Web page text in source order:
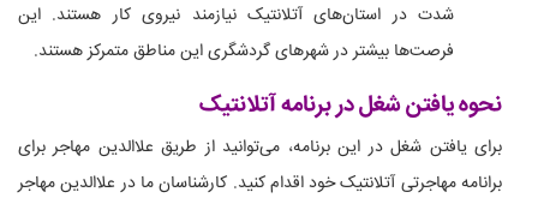
شدت در استان‌های آتلانتیک نیازمند نیروی کار هستند. این
فرصت‌ها بیشتر در شهرهای گردشگری این مناطق متمرکز هستند.
نحوه یافتن شغل در برنامه آتلانتیک
برای یافتن شغل در این برنامه، می‌توانید از طریق علاالدین مهاجر برای
برانامه مهاجرتی آتلانتیک خود اقدام کنید. کارشناسان ما در علاالدین مهاجر